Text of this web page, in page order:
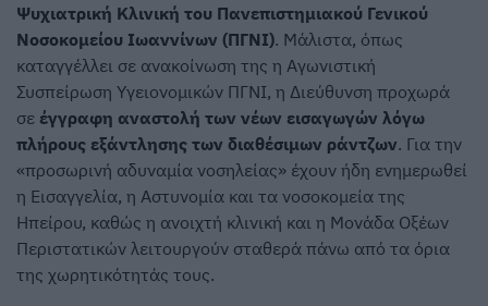
Ψυχιατρική Κλινική του Πανεπιστημιακού Γενικού
Νοσοκομείου Ιωαννίνων (ΠΓΝΙ). Μάλιστα, όπως
καταγγέλλει σε ανακοίνωση της η Αγωνιστική
Συσπείρωση Υγειονομικών ΠΓΝΙ, η Διεύθυνση προχωρά
σε έγγραφη αναστολή των νέων εισαγωγών λόγω
πλήρους εξάντλησης των διαθέσιμων ράντζων. Για την
«προσωρινή αδυναμία νοσηλείας» έχουν ήδη ενημερωθεί
η Εισαγγελία, η Αστυνομία και τα νοσοκομεία της
Ηπείρου, καθώς η ανοιχτή κλινική και η Μονάδα Οξέων
Περιστατικών λειτουργούν σταθερά πάνω από τα όρια
της χωρητικότητάς τους.